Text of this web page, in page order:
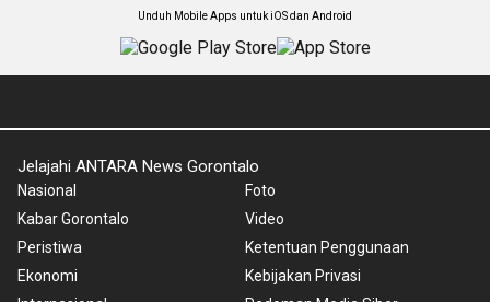
Unduh Mobile Apps untuk iOS dan Android
Jelajahi ANTARA News Gorontalo
Nasional
Kabar Gorontalo
Peristiwa
Ekonomi
Foto
Video
Ketentuan Penggunaan
Kebijakan Privasi